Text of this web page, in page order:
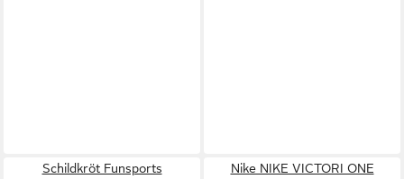
Schildkröt Funsports
Nike NIKE VICTORI ONE